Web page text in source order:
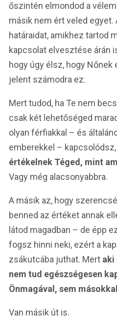
őszintén elmondod a
másik nem ért veled egyet.
határaidat, amikhez tartod
kapcsolat elvesztése árán
hogy úgy élsz, hogy
jelent számodra ez.
Mert tudod, ha Te nem
csak két lehetőséged
olyan férfiakkal – és
emberekkel – kapcsolódsz,
értékelnek Téged, mint
Vagy még alacsonyabbra.
A másik az, hogy
benned az értéket annak
látod magadban – de épp
fogsz hinni neki, ezért a
zsákutcába juthat. Mert aki
nem tud egészségesen
Önmagával, sem
Van másik út is.